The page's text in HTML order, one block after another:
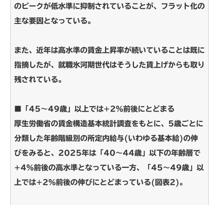
のピークが低水準に抑制されていることが、フラット化の
主な要因となっている。
また、近年は高水準の賃金上昇率が続いていることは既に
指摘したが、就職氷河期世代はそうした賃上げからも取り
残されている。
■「45～49歳」以上では+2％前後にとどまる
厚生労働省の賃金構造基本統計調査をもとに、5歳ごとに
分類した年齢階級別の所定内給与(いわゆる基本給)の伸
びをみると、2025年は「40～44歳」以下の年齢層で
+4％前後の高水準となっている一方、「45～49歳」以
上では+2％前後の伸びにとどまっている(図表2)。